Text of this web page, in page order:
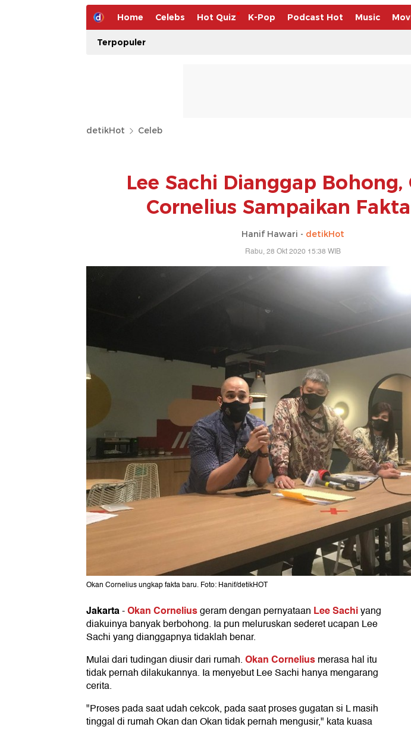
Home Celebs Hot Quiz K-Pop Podcast Hot Music
Terpopuler
detikHot Celeb
Lee Sachi Dianggap Bohong,
Cornelius Sampaikan
Hanif Hawari - detikHot
Rabu, 28 Okt 2020 15:38 WIB
Okan Cornelius ungkap fakta baru. Foto: Hanif/detikHOT
Jakarta-Okan Corneliusgeram dengan pernyataan Lee Sachiyang
diakuinya banyak berbohong. Ia pun meluruskan sederet ucapan Lee
Sachi yang dianggapnya tidaklah benar.
Mulai dari tudingan diusir dari rumah.Okan Corneliusmerasa hal itu
tidak pernah dilakukannya. Ia menyebut Lee Sachi hanya mengarang
cerita.
"Proses pada saat udah cekcok, pada saat proses gugatan si L masih
tinggal di rumah Okan dan Okan tidak pernah mengusir," kata kuasa